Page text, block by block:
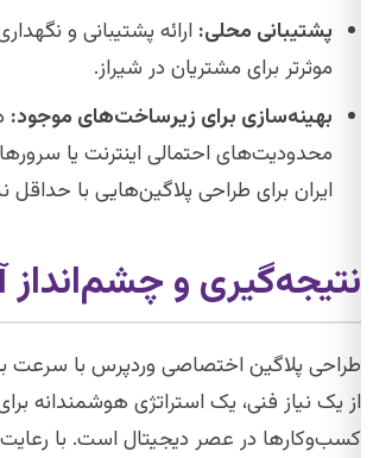
پشتیبانی محلی: ارائه پشتیبانی و
موثرتر برای مشتریان در شیراز.
بهینه‌سازی برای زیرساخت‌های موجود:
محدودیت‌های احتمالی اینترنت یا
ایران برای طراحی پلاگین‌هایی با حداقل
نتیجه‌گیری و چشم‌انداز
طراحی پلاگین اختصاصی وردپرس با سرعت
از یک نیاز فنی، یک استراتژی هوشمندانه
کسب‌وکارها در عصر دیجیتال است. با